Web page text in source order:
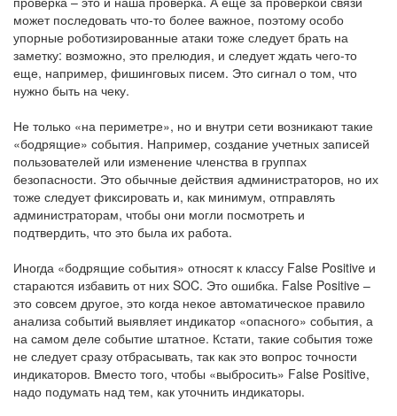
может последовать что-то более важное, поэтому особо
упорные роботизированные атаки тоже следует брать на
заметку: возможно, это прелюдия, и следует ждать чего-то
еще, например, фишинговых писем. Это сигнал о том, что
нужно быть на чеку.
Не только «на периметре», но и внутри сети возникают такие
«бодрящие» события. Например, создание учетных записей
пользователей или изменение членства в группах
безопасности. Это обычные действия администраторов, но их
тоже следует фиксировать и, как минимум, отправлять
администраторам, чтобы они могли посмотреть и
подтвердить, что это была их работа.
Иногда «бодрящие события» относят к классу False Positive и
стараются избавить от них SOC. Это ошибка. False Positive –
это совсем другое, это когда некое автоматическое правило
анализа событий выявляет индикатор «опасного» события, а
на самом деле событие штатное. Кстати, такие события тоже
не следует сразу отбрасывать, так как это вопрос точности
индикаторов. Вместо того, чтобы «выбросить» False Positive,
надо подумать над тем, как уточнить индикаторы.